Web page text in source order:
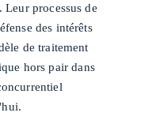
Leur processus de
des intérêts
de traitement
hors pair dans